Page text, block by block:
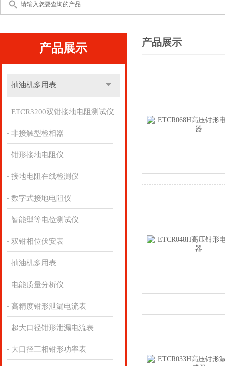
产品展示
抽油机多用表
ETCR3200双钳接地电阻测试仪
非接触型检相器
钳形接地电阻仪
接地电阻在线检测仪
数字式接地电阻仪
智能型等电位测试仪
双钳相位伏安表
抽油机多用表
电能质量分析仪
高精度钳形泄漏电流表
超大口径钳形泄漏电流表
大口径三相钳形功率表
产品展示